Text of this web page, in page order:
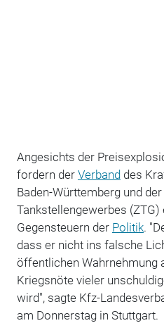
Angesichts der
fordern der Verbanddes
Baden-Württemberg und
Tankstellengewerbes (ZTG)
Gegensteuern der Politik.
dass er nicht ins falsche
öffentlichen Wahrnehmung
Kriegsnöte vieler
wird", sagte Kfz-
am Donnerstag in Stuttgart.